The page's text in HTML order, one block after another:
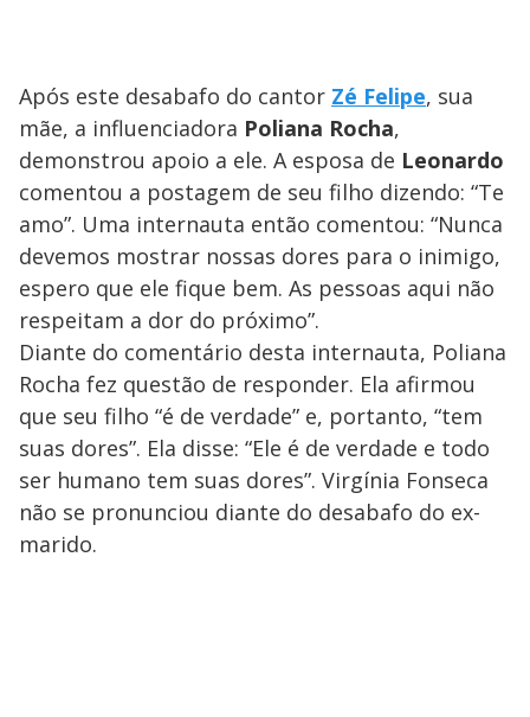
Após este desabafo do cantor Zé Felipe, sua
mãe, a influenciadora Poliana Rocha,
demonstrou apoio a ele. A esposa de Leonardo
comentou a postagem de seu filho dizendo: “Te
amo”. Uma internauta então comentou: “Nunca
devemos mostrar nossas dores para o inimigo,
espero que ele fique bem. As pessoas aqui não
respeitam a dor do próximo”.
Diante do comentário desta internauta, Poliana
Rocha fez questão de responder. Ela afirmou
que seu filho “é de verdade” e, portanto, “tem
suas dores”. Ela disse: “Ele é de verdade e todo
ser humano tem suas dores”. Virgínia Fonseca
não se pronunciou diante do desabafo do ex-
marido.